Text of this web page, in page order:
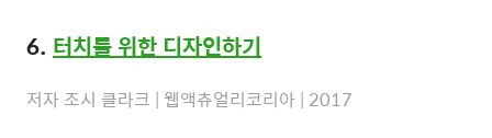
6. 터치를 위한 디자인하기
저자 조시 클라크 | 웹액츄얼리코리아 | 2017